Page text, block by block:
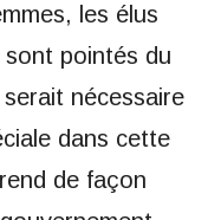
les élus
sont pointés du
nécessaire
dans cette
de façon